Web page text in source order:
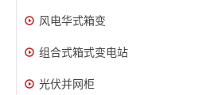
风电华式箱变
组合式箱式变电站
光伏并网柜